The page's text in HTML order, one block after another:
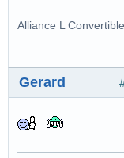
Alliance L
Gerard